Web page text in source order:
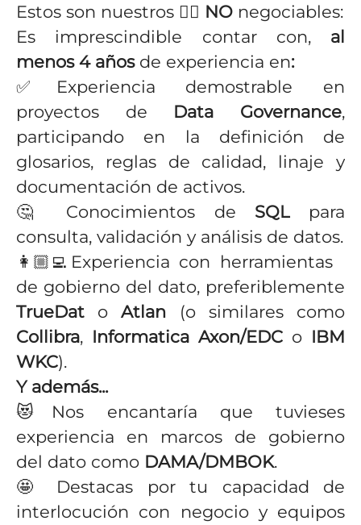
Estos son nuestros ☝🏻 NO negociables:
Es imprescindible contar con, al
menos 4 años de experiencia en:
✅ Experiencia demostrable en
proyectos de Data Governance,
participando en la definición de
glosarios, reglas de calidad, linaje y
documentación de activos.
🤔 Conocimientos de SQLpara
consulta, validación y análisis de datos.
👩🏼‍💻 Experiencia con herramientas
de gobierno del dato, preferiblemente
TrueDat oAtlan (o similares como
Collibra, Informatica Axon/EDC o IBM
WKC).
Y además...
😻Nos encantaría que tuvieses
experiencia en marcos de gobierno
del dato como DAMA/DMBOK.
🤩 Destacas por tu capacidad de
interlocución con negocio y equipos